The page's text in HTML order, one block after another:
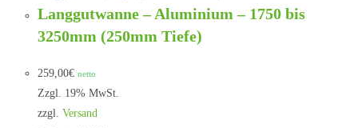
Langgutwanne – Aluminium – 1750 bis
3250mm (250mm Tiefe)
259,00€ netto
Zzgl. 19% MwSt.
zzgl.Versand